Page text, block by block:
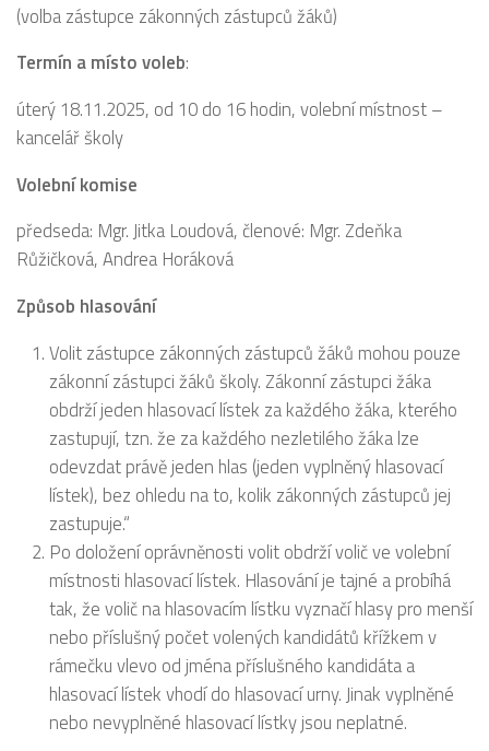
(volba zástupce zákonných zástupců žáků)
Termín a místo voleb:
úterý 18.11.2025, od 10 do 16 hodin, volební místnost –
kancelář školy
Volební komise
předseda: Mgr. Jitka Loudová, členové: Mgr. Zdeňka
Růžičková, Andrea Horáková
Způsob hlasování
Volit zástupce zákonných zástupců žáků mohou pouze
zákonní zástupci žáků školy. Zákonní zástupci žáka
obdrží jeden hlasovací lístek za každého žáka, kterého
zastupují, tzn. že za každého nezletilého žáka lze
odevzdat právě jeden hlas (jeden vyplněný hlasovací
lístek), bez ohledu na to, kolik zákonných zástupců jej
zastupuje.“
Po doložení oprávněnosti volit obdrží volič ve volební
místnosti hlasovací lístek. Hlasování je tajné a probíhá
tak, že volič na hlasovacím lístku vyznačí hlasy pro menší
nebo příslušný počet volených kandidátů křížkem v
rámečku vlevo od jména příslušného kandidáta a
hlasovací lístek vhodí do hlasovací urny. Jinak vyplněné
nebo nevyplněné hlasovací lístky jsou neplatné.